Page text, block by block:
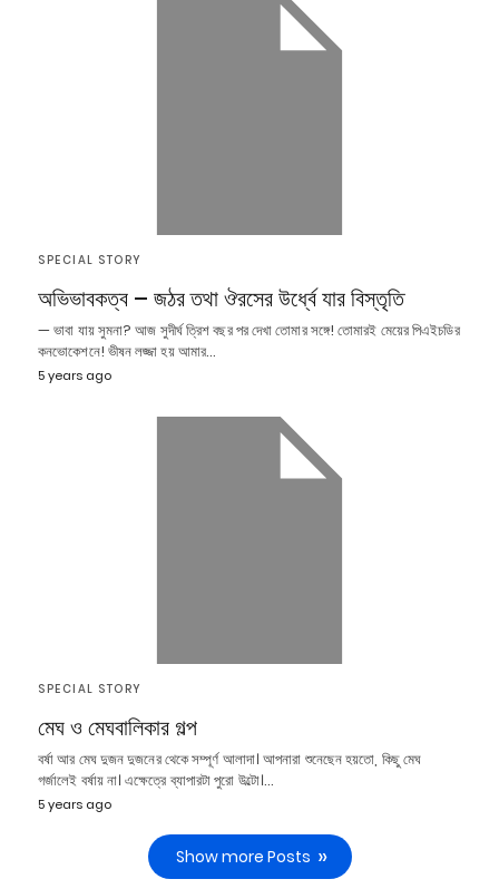
SPECIAL STORY
অভিভাবকত্ব – জঠর তথা ঔরসের উর্ধ্বে যার বিস্তৃতি
— ভাবা যায় সুমনা? আজ সুদীর্ঘ ত্রিশ বছর পর দেখা তোমার সঙ্গে! তোমারই মেয়ের পিএইচডির
কনভোকেশনে! ভীষন লজ্জা হয় আমার…
5 years ago
SPECIAL STORY
মেঘ ও মেঘবালিকার গল্প
বর্ষা আর মেঘ দুজন দুজনের থেকে সম্পূর্ণ আলাদা। আপনারা শুনেছেন হয়তো, কিছু মেঘ
গর্জালেই বর্ষায় না। এক্ষেত্রে ব্যাপারটা পুরো উল্টো।…
5 years ago
Show more Posts